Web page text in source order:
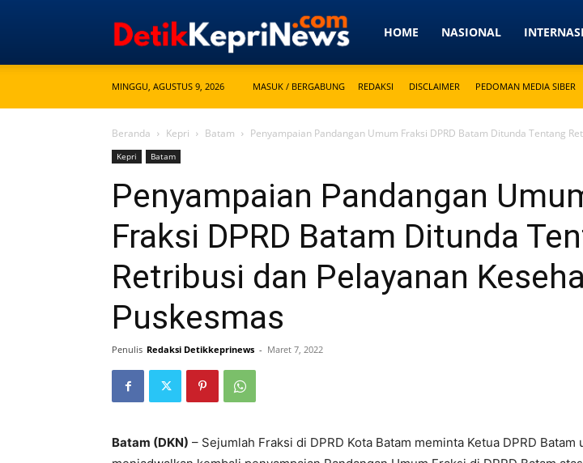
Detikkeprinews.com
HOME NASIONAL
MINGGU, AGUSTUS 9, 2026 MASUK / BERGABUNG REDAKSI DISCLAIMER PEDOMAN MEDIA SIBER
Beranda Kepri Batam Penyampaian Pandangan Umum Fraksi DPRD Batam Ditunda Tentang
Kepri Batam
Penyampaian Pandangan
Fraksi DPRD Batam Ditunda
Retribusi dan Pelayanan
Puskesmas
Penulis Redaksi Detikkeprinews - Maret 7, 2022
Batam (DKN) – Sejumlah Fraksi di DPRD Kota Batam meminta Ketua DPRD Batam